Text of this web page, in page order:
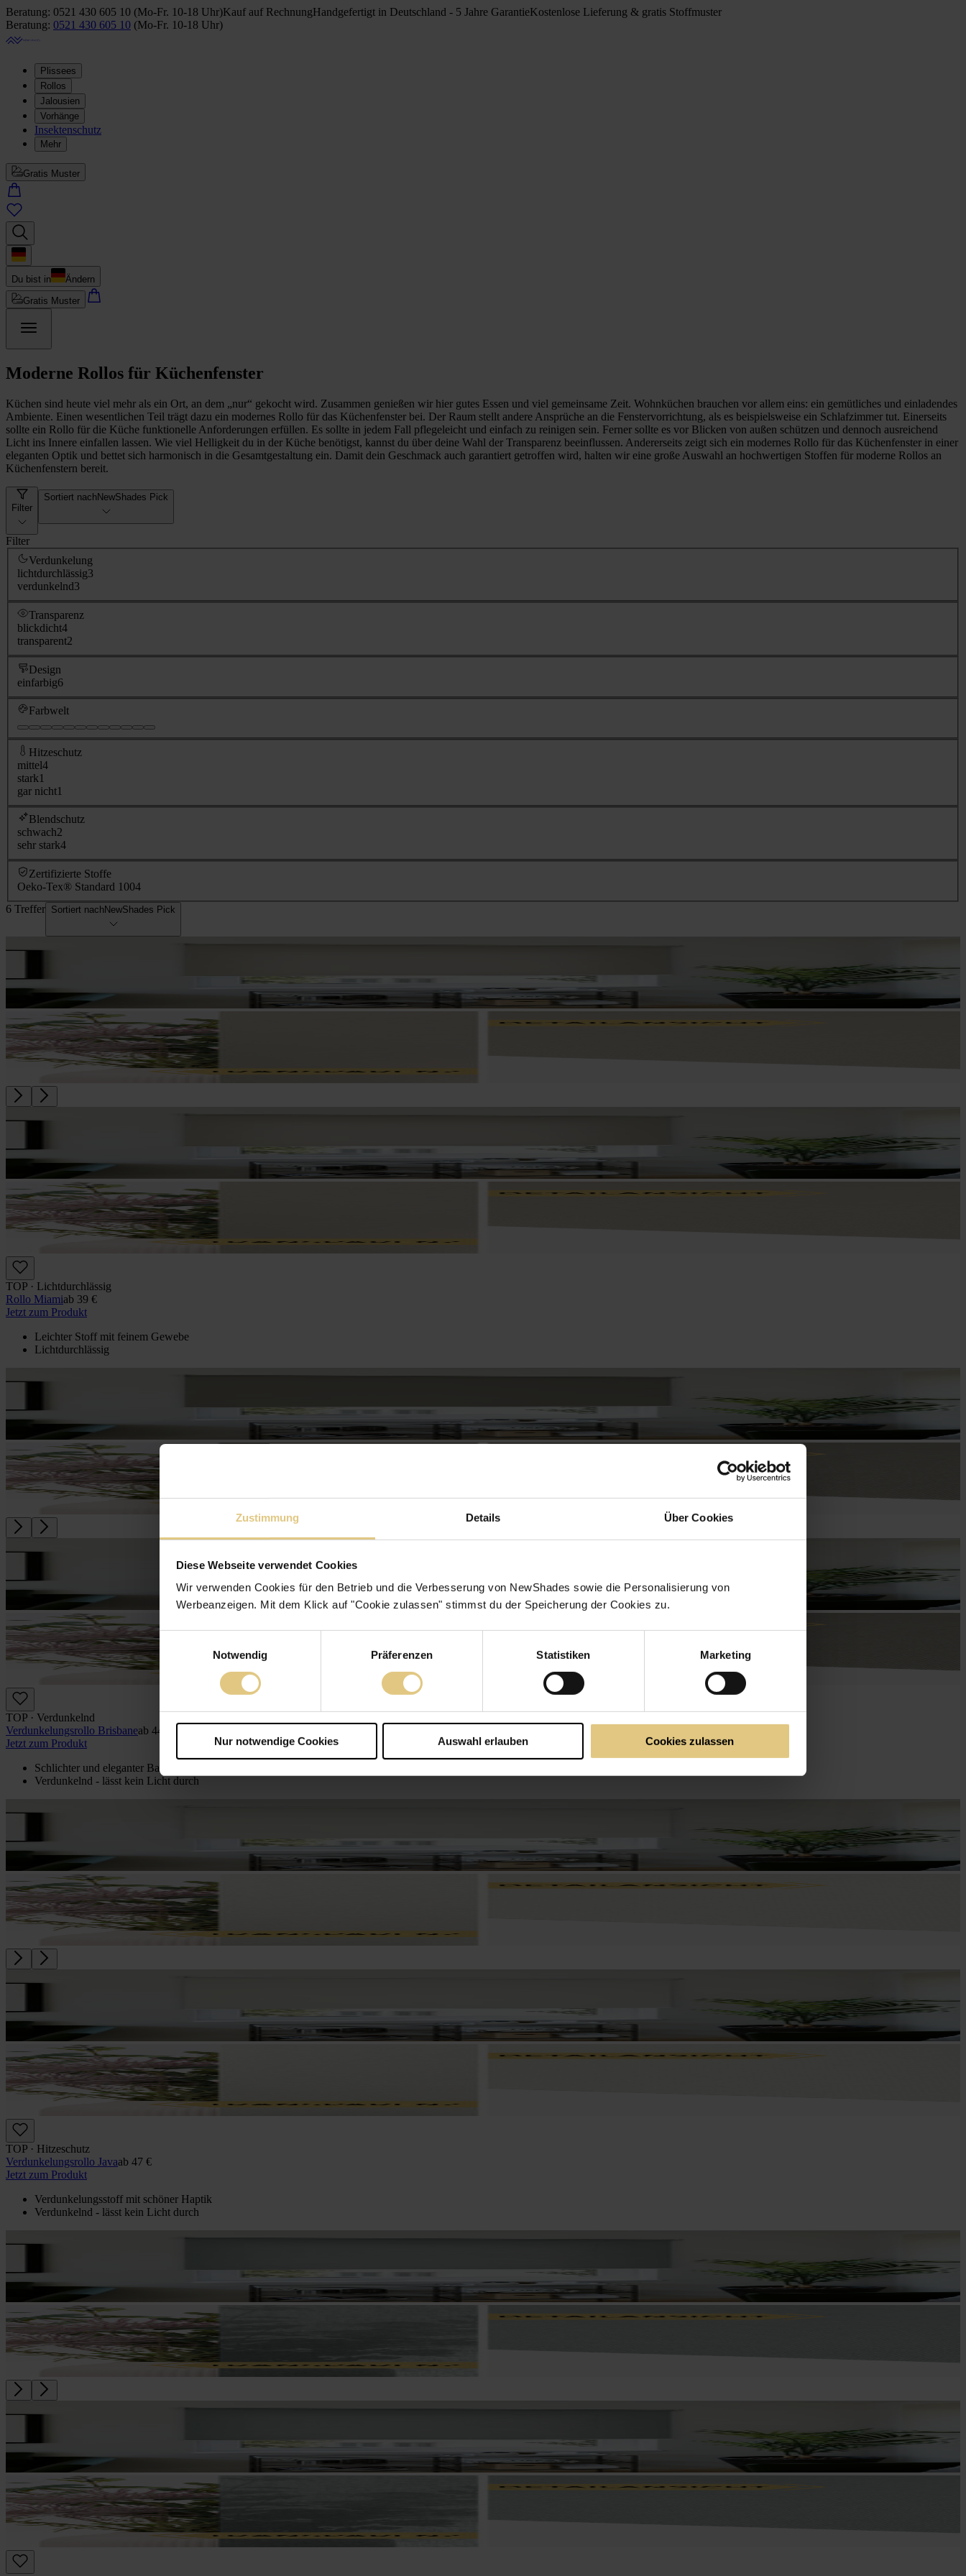
Zustimmung Details Über Cookies
Diese Webseite verwendet Cookies
Wir verwenden Cookies für den Betrieb und die Verbesserung von NewShades sowie die Personalisierung von
Werbeanzeigen. Mit dem Klick auf "Cookie zulassen" stimmst du der Speicherung der Cookies zu.
Einwilligungsauswahl
Notwendig
Präferenzen Statistiken Marketing
Nur notwendige Cookies Auswahl erlauben Cookies zulassen
Beratung: 0521 430 605 10 (Mo-Fr. 10-18 Uhr)Kauf auf RechnungHandgefertigt in Deutschland - 5 Jahre GarantieKostenlose Lieferung & gratis Stoffmuster
Beratung: 0521 430 605 10 (Mo-Fr. 10-18 Uhr)
Plissees
Rollos
Jalousien
Vorhänge
Insektenschutz
Mehr
Gratis Muster
Du bist in
Ändern
Gratis Muster
Moderne Rollos für Küchenfenster
Küchen sind heute viel mehr als ein Ort, an dem „nur“ gekocht wird. Zusammen genießen wir hier gutes Essen und viel gemeinsame Zeit. Wohnküchen brauchen vor allem eins: ein gemütliches und einladendes
Ambiente. Einen wesentlichen Teil trägt dazu ein modernes Rollo für das Küchenfenster bei. Der Raum stellt andere Ansprüche an die Fenstervorrichtung, als es beispielsweise ein Schlafzimmer tut. Einerseits
sollte ein Rollo für die Küche funktionelle Anforderungen erfüllen. Es sollte in jedem Fall pflegeleicht und einfach zu reinigen sein. Ferner sollte es vor Blicken von außen schützen und dennoch ausreichend
Licht ins Innere einfallen lassen. Wie viel Helligkeit du in der Küche benötigst, kannst du über deine Wahl der Transparenz beeinflussen. Andererseits zeigt sich ein modernes Rollo für das Küchenfenster in einer
eleganten Optik und bettet sich harmonisch in die Gesamtgestaltung ein. Damit dein Geschmack auch garantiert getroffen wird, halten wir eine große Auswahl an hochwertigen Stoffen für moderne Rollos an
Küchenfenstern bereit.
Filter
Sortiert nachNewShades Pick
Filter
Verdunkelung
lichtdurchlässig3
verdunkelnd3
Transparenz
blickdicht4
transparent2
Design
einfarbig6
Farbwelt
Hitzeschutz
mittel4
stark1
gar nicht1
Blendschutz
schwach2
sehr stark4
Zertifizierte Stoffe
Oeko-Tex® Standard 1004
6 Treffer Sortiert nachNewShades Pick
TOP · Lichtdurchlässig
Rollo Miamiab 39 €
Jetzt zum Produkt
Leichter Stoff mit feinem Gewebe
Lichtdurchlässig
TOP · Verdunkelnd
Verdunkelungs­rollo Brisbaneab 44 €
Jetzt zum Produkt
Schlichter und eleganter Basis-Stoff
Verdunkelnd - lässt kein Licht durch
TOP · Hitzeschutz
Verdunkelungs­rollo Javaab 47 €
Jetzt zum Produkt
Verdunkelungsstoff mit schöner Haptik
Verdunkelnd - lässt kein Licht durch